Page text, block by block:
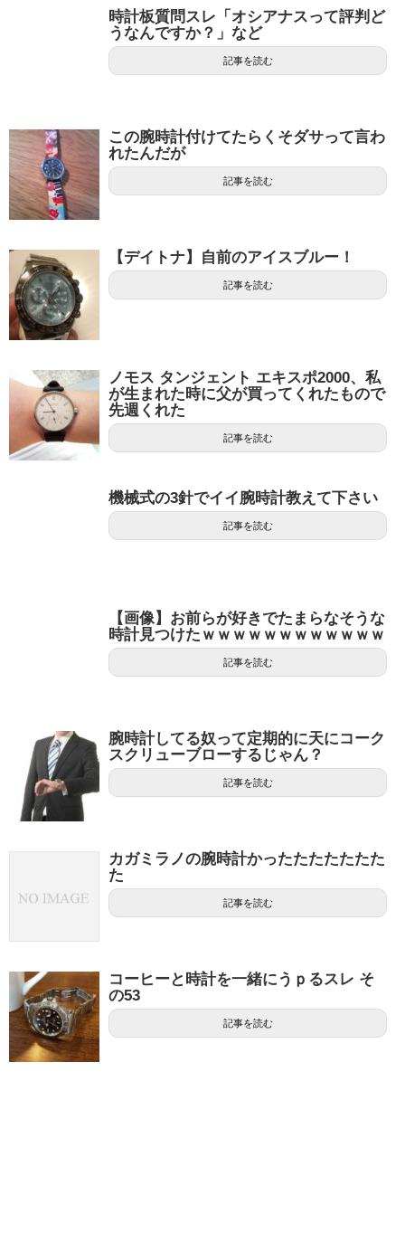
時計板質問スレ「オシアナスって評判ど
うなんですか？」など
記事を読む
この腕時計付けてたらくそダサって言わ
れたんだが
記事を読む
【デイトナ】自前のアイスブルー！
記事を読む
ノモス タンジェント エキスポ2000、私
が生まれた時に父が買ってくれたもので
先週くれた
記事を読む
機械式の3針でイイ腕時計教えて下さい
記事を読む
【画像】お前らが好きでたまらなそうな
時計見つけたｗｗｗｗｗｗｗｗｗｗｗｗ
記事を読む
腕時計してる奴って定期的に天にコーク
スクリューブローするじゃん？
記事を読む
カガミラノの腕時計かったたたたたたた
た
記事を読む
コーヒーと時計を一緒にうｐるスレ そ
の53
記事を読む